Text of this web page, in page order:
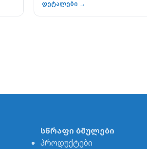
დეტალები →
სწრაფი ბმულები
პროდუქტები